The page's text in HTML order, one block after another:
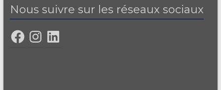
Nous suivre sur les réseaux sociaux